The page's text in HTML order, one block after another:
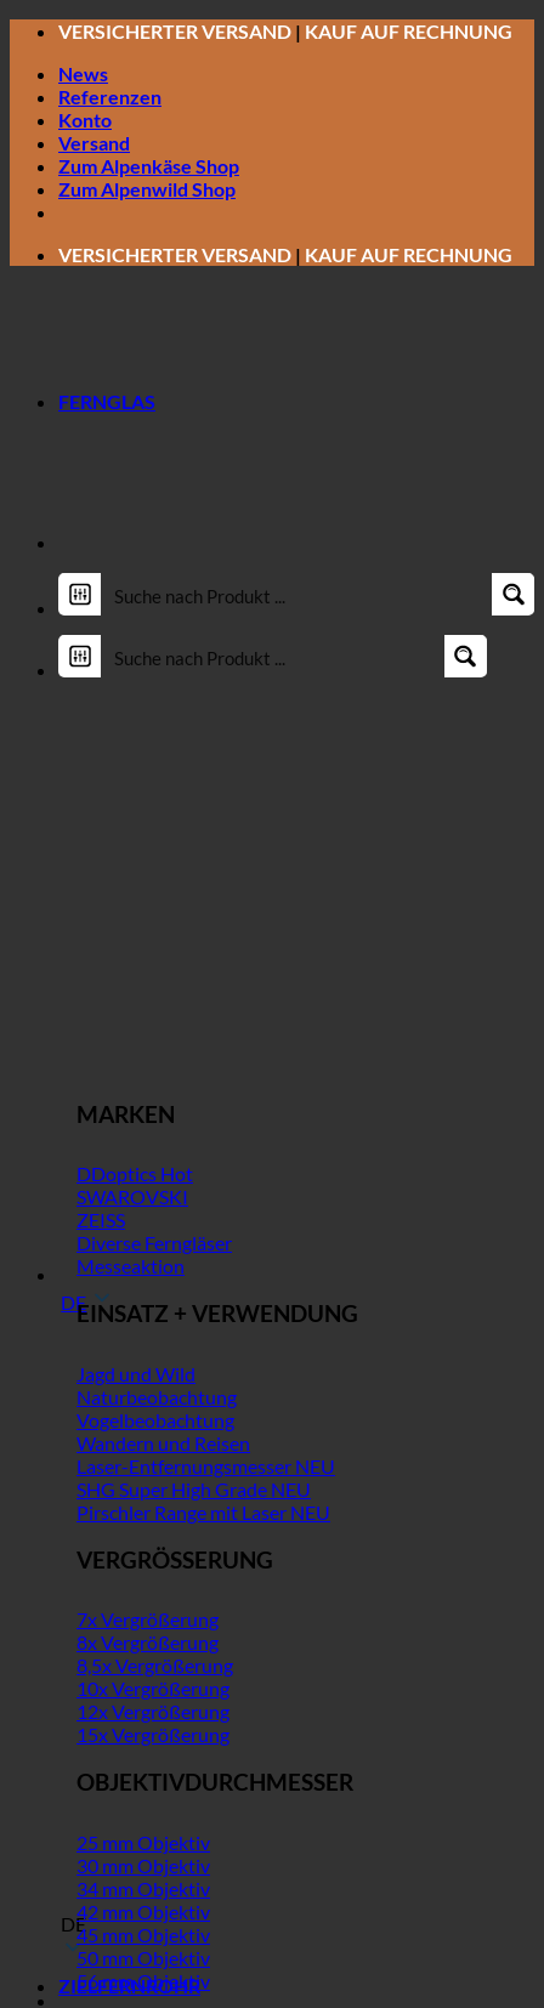
Zum
springen
VERSICHERTER VERSAND | KAUF AUF RECHNUNG
News
Referenzen
Konto
Versand
Zum Alpenkäse Shop
Zum Alpenwild Shop
VERSICHERTER VERSAND | KAUF AUF RECHNUNG
DE
DE
FERNGLAS
MARKEN
DDoptics
SWAROVSKI
ZEISS
Diverse Ferngläser
Messeaktion
EINSATZ + VERWENDUNG
Jagd und Wild
Naturbeobachtung
Vogelbeobachtung
Wandern und Reisen
Laser-Entfernungsmesser
SHG Super High Grade
Pirschler Range mit Laser
VERGRÖSSERUNG
7x Vergrößerung
8x Vergrößerung
8,5x Vergrößerung
10x Vergrößerung
12x Vergrößerung
15x Vergrößerung
OBJEKTIVDURCHMESSER
25 mm Objektiv
30 mm Objektiv
34 mm Objektiv
42 mm Objektiv
45 mm Objektiv
50 mm Objektiv
56 mm Objektiv
ZIELFERNROHR